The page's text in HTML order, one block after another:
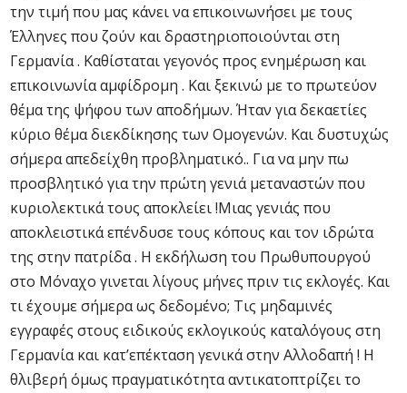
την τιμή που μας κάνει να επικοινωνήσει με τους
Έλληνες που ζούν και δραστηριοποιούνται στη
Γερμανία . Καθίσταται γεγονός προς ενημέρωση και
επικοινωνία αμφίδρομη . Και ξεκινώ με το πρωτεύον
θέμα της ψήφου των αποδήμων. Ήταν για δεκαετίες
κύριο θέμα διεκδίκησης των Ομογενών. Και δυστυχώς
σήμερα απεδείχθη προβληματικό.. Για να μην πω
προσβλητικό για την πρώτη γενιά μεταναστών που
κυριολεκτικά τους αποκλείει !Μιας γενιάς που
αποκλειστικά επένδυσε τους κόπους και τον ιδρώτα
της στην πατρίδα . Η εκδήλωση του Πρωθυπουργού
στο Μόναχο γινεται λίγους μήνες πριν τις εκλογές. Και
τι έχουμε σήμερα ως δεδομένο; Τις μηδαμινές
εγγραφές στους ειδικούς εκλογικούς καταλόγους στη
Γερμανία και κατ’επέκταση γενικά στην Αλλοδαπή ! Η
θλιβερή όμως πραγματικότητα αντικατοπτρίζει το